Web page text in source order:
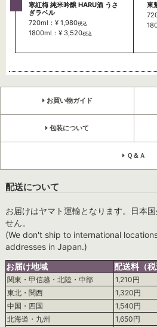
寒紅梅 純米吟醸 HARU酒 うさ
ぎラベル
720ml：¥ 1,980税込
1800ml：¥ 3,520税込
東
お買い物ガイド
包装について
Ｑ＆Ａ
配送について
お届けはヤマト運輸となります。日本
せん。
(We don't ship to international
addresses in Japan.)
お届け地域
配送料（税
関東・甲信越・北陸・中部
1,210円
東北・関西
1,320円
中国・四国
1,540円
北海道・九州
1,650円